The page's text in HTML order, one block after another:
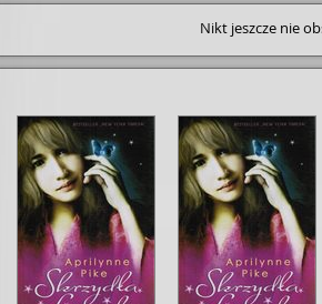
Nikt jeszcze nie